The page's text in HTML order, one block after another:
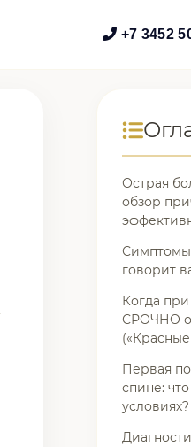
+7 3452
Острая
обзор
Симптомы
говорит
Когда
СРОЧНО
Первая
спине:
условиях?